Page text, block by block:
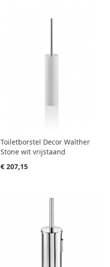
Toiletborstel Decor Walther
Stone wit vrijstaand
€ 207,15